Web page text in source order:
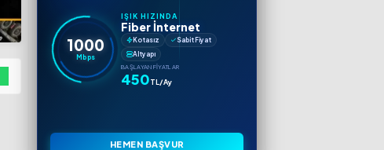
1000
Mbps
IŞIK HIZINDA
Fiber İnternet
Kotasız
Sabit Fiyat
Altyapı
BAŞLAYAN FIYATLAR
450TL/Ay
HEMEN BAŞVUR